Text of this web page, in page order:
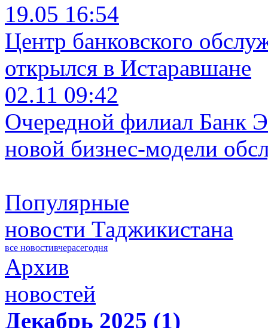
19.05 16:54
Центр банковского
открылся в Истаравшане
02.11 09:42
Очередной филиал Банк
новой бизнес-модели
Популярные
новости Таджикистана
все новостивчерасегодня
Архив
новостей
Декабрь 2025 (1)